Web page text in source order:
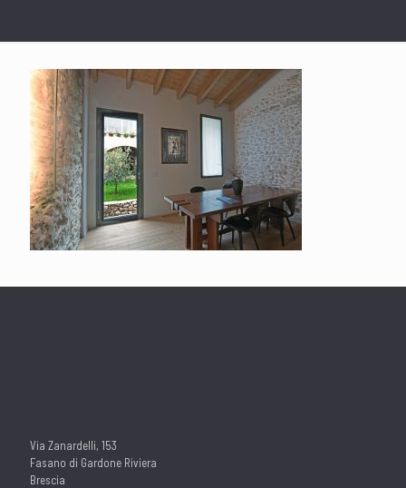
Via Zanardelli, 153
Fasano di Gardone Riviera
Brescia